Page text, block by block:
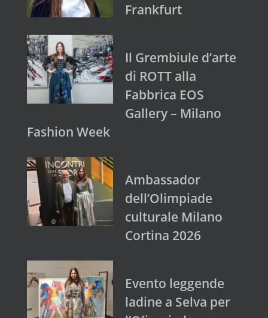
Frankfurt
Il Grembiule d’arte
di ROTT alla
Fabbrica EOS
Gallery – Milano
Fashion Week
Ambassador
dell’Olimpiade
culturale Milano
Cortina 2026
Evento leggende
ladine a Selva per